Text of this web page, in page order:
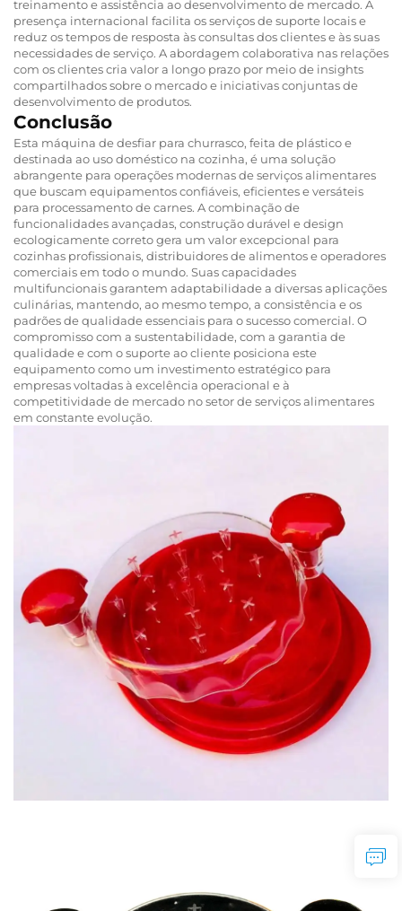
treinamento e assistência ao desenvolvimento de mercado. A
presença internacional facilita os serviços de suporte locais e
reduz os tempos de resposta às consultas dos clientes e às suas
necessidades de serviço. A abordagem colaborativa nas relações
com os clientes cria valor a longo prazo por meio de insights
compartilhados sobre o mercado e iniciativas conjuntas de
desenvolvimento de produtos.
Conclusão
Esta máquina de desfiar para churrasco, feita de plástico e
destinada ao uso doméstico na cozinha, é uma solução
abrangente para operações modernas de serviços alimentares
que buscam equipamentos confiáveis, eficientes e versáteis
para processamento de carnes. A combinação de
funcionalidades avançadas, construção durável e design
ecologicamente correto gera um valor excepcional para
cozinhas profissionais, distribuidores de alimentos e operadores
comerciais em todo o mundo. Suas capacidades
multifuncionais garantem adaptabilidade a diversas aplicações
culinárias, mantendo, ao mesmo tempo, a consistência e os
padrões de qualidade essenciais para o sucesso comercial. O
compromisso com a sustentabilidade, com a garantia de
qualidade e com o suporte ao cliente posiciona este
equipamento como um investimento estratégico para
empresas voltadas à excelência operacional e à
competitividade de mercado no setor de serviços alimentares
em constante evolução.